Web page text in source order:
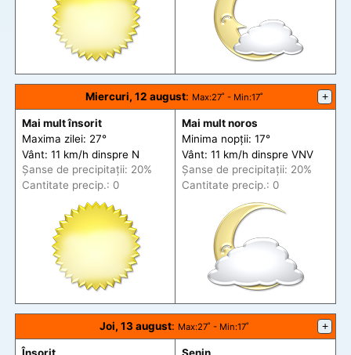
Miercuri, 12 august: Max:27˚ - Min:17˚ +
Mai mult însorit
Maxima zilei: 27°
Vânt: 11 km/h dinspre N
Șanse de precipitații: 20%
Cantitate precip.: 0
Mai mult noros
Minima nopții: 17°
Vânt: 11 km/h dinspre VNV
Șanse de precipitații: 20%
Cantitate precip.: 0
Joi, 13 august: Max:27˚ - Min:17˚ +